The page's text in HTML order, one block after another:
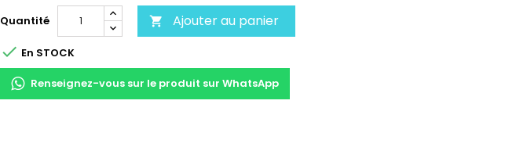
Quantité  Ajouter au panier
 En STOCK
Renseignez-vous sur le produit sur WhatsApp